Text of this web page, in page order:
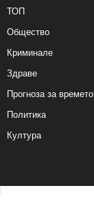
ТОП
Общество
Криминале
Здраве
Прогноза за времето
Политика
Култура